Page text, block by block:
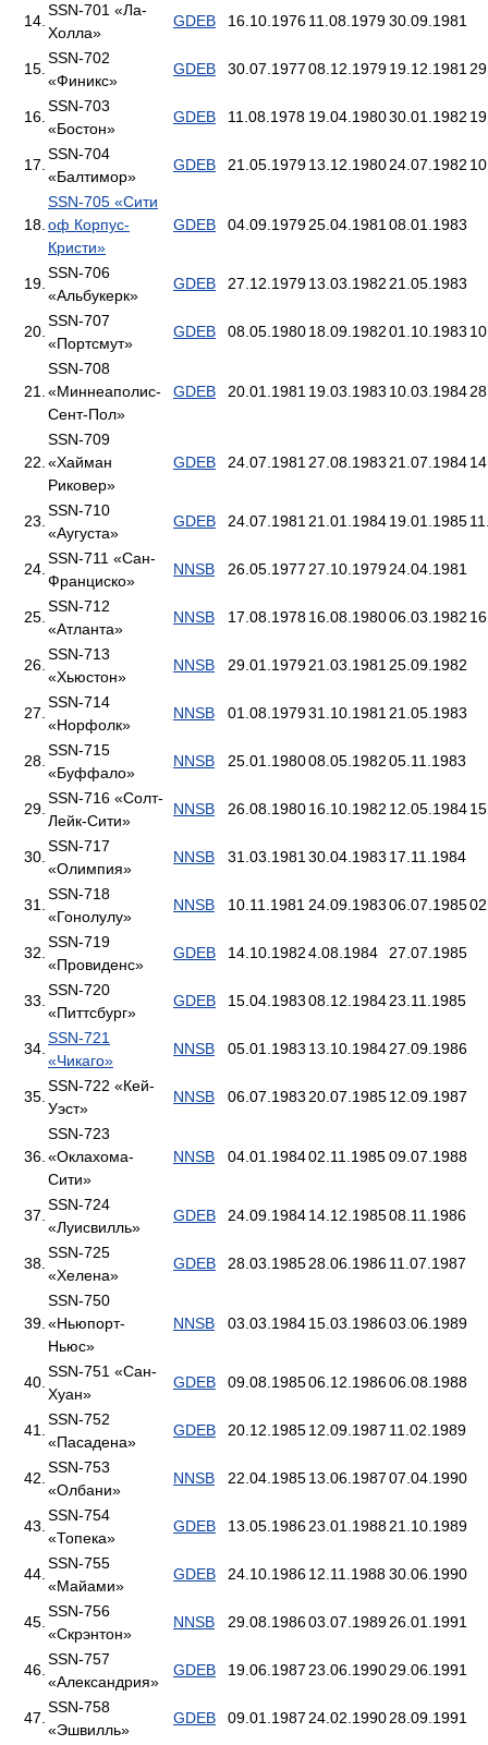
14.
SSN-701 «Ла-
Холла»
GDEB 16.10.197611.08.197930.09.1981
15.
SSN-702
«Финикс»
GDEB 30.07.197708.12.197919.12.1981
16.
SSN-703
«Бостон»
GDEB 11.08.1978 19.04.198030.01.1982
17.
SSN-704
«Балтимор»
GDEB 21.05.197913.12.198024.07.1982
18.
SSN-705 «Сити
оф Корпус-
Кристи»
GDEB 04.09.197925.04.1981 08.01.1983
19.
SSN-706
«Альбукерк»
GDEB 27.12.197913.03.1982 21.05.1983
20.
SSN-707
«Портсмут»
GDEB 08.05.198018.09.198201.10.1983
21.
SSN-708
«Миннеаполис-
Сент-Пол»
GDEB 20.01.1981 19.03.1983 10.03.1984
22.
SSN-709
«Хайман
Риковер»
GDEB 24.07.1981 27.08.1983 21.07.1984
23.
SSN-710
«Аугуста»
GDEB 24.07.1981 21.01.198419.01.1985
24.
SSN-711 «Сан-
Франциско»
NNSB 26.05.1977 27.10.197924.04.1981
25.
SSN-712
«Атланта»
NNSB 17.08.197816.08.198006.03.1982
26.
SSN-713
«Хьюстон»
NNSB 29.01.197921.03.1981 25.09.1982
27.
SSN-714
«Норфолк»
NNSB 01.08.197931.10.1981 21.05.1983
28.
SSN-715
«Буффало»
NNSB 25.01.198008.05.198205.11.1983
29.
SSN-716 «Солт-
Лейк-Сити»
NNSB 26.08.198016.10.1982 12.05.1984
30.
SSN-717
«Олимпия»
NNSB 31.03.1981 30.04.1983 17.11.1984
31.
SSN-718
«Гонолулу»
NNSB 10.11.1981 24.09.198306.07.1985
32.
SSN-719
«Провиденс»
GDEB 14.10.19824.08.1984 27.07.1985
33.
SSN-720
«Питтсбург»
GDEB 15.04.198308.12.198423.11.1985
34.
SSN-721
«Чикаго»
NNSB 05.01.1983 13.10.198427.09.1986
35.
SSN-722 «Кей-
Уэст»
NNSB 06.07.1983 20.07.198512.09.1987
36.
SSN-723
«Оклахома-
Сити»
NNSB 04.01.198402.11.198509.07.1988
37.
SSN-724
«Луисвилль»
GDEB 24.09.198414.12.198508.11.1986
38.
SSN-725
«Хелена»
GDEB 28.03.198528.06.198611.07.1987
39.
SSN-750
«Ньюпорт-
Ньюс»
NNSB 03.03.198415.03.198603.06.1989
40.
SSN-751 «Сан-
Хуан»
GDEB 09.08.198506.12.198606.08.1988
41.
SSN-752
«Пасадена»
GDEB 20.12.198512.09.1987 11.02.1989
42.
SSN-753
«Олбани»
NNSB 22.04.198513.06.198707.04.1990
43.
SSN-754
«Топека»
GDEB 13.05.198623.01.198821.10.1989
44.
SSN-755
«Майами»
GDEB 24.10.198612.11.198830.06.1990
45.
SSN-756
«Скрэнтон»
NNSB 29.08.198603.07.198926.01.1991
46.
SSN-757
«Александрия»
GDEB 19.06.1987 23.06.199029.06.1991
47.
SSN-758
«Эшвилль»
GDEB 09.01.1987 24.02.199028.09.1991